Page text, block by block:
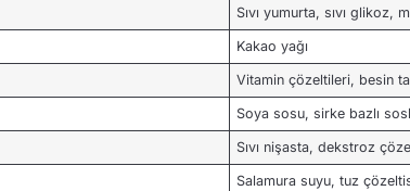
Sıvı yumurta, sıvı glikoz,
Kakao yağı
Vitamin çözeltileri, besin
Soya sosu, sirke bazlı
Sıvı nişasta, dekstroz
Salamura suyu, tuz